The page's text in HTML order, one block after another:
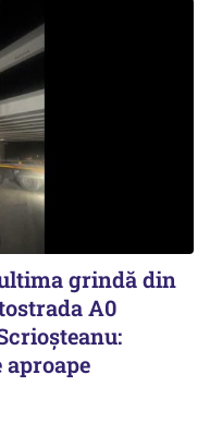
grindă din
A0
aproape